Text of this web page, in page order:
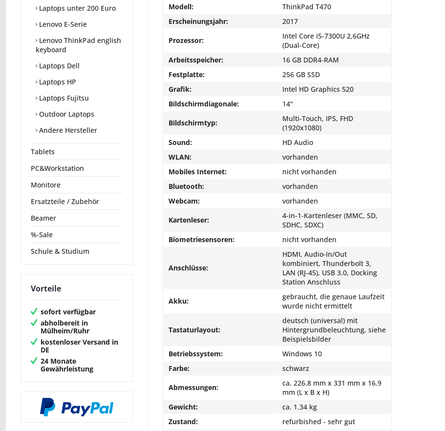
Laptops unter 200 Euro
Lenovo E-Serie
Lenovo ThinkPad english
keyboard
Laptops Dell
Laptops HP
Laptops Fujitsu
Outdoor Laptops
Andere Hersteller
Tablets
PC&Workstation
Monitore
Ersatzteile / Zubehör
Beamer
%-Sale
Schule & Studium
Vorteile
sofort verfügbar
abholbereit in
Mülheim/Ruhr
kostenloser Versand in
DE
24 Monate
Gewährleistung
Modell:
ThinkPad T470
Erscheinungsjahr:
2017
Prozessor:
Intel Core i5-7300U 2,6GHz
(Dual-Core)
Arbeitsspeicher:
16 GB DDR4-RAM
Festplatte:
256 GB SSD
Grafik:
Intel HD Graphics 520
Bildschirmdiagonale:
14"
Bildschirmtyp:
Multi-Touch, IPS, FHD
(1920x1080)
Sound:
HD Audio
WLAN:
vorhanden
Mobiles Internet:
nicht vorhanden
Bluetooth:
vorhanden
Webcam:
vorhanden
Kartenleser:
4-in-1-Kartenleser (MMC, SD,
SDHC, SDXC)
Biometriesensoren:
nicht vorhanden
Anschlüsse:
HDMI, Audio-In/Out
kombiniert, Thunderbolt 3,
LAN (RJ-45), USB 3.0, Docking
Station Anschluss
Akku:
gebraucht, die genaue Laufzeit
wurde nicht ermittelt
Tastaturlayout:
deutsch (universal) mit
Hintergrundbeleuchtung, siehe
Beispielsbilder
Betriebssystem:
Windows 10
Farbe:
schwarz
Abmessungen:
ca. 226.8 mm x 331 mm x 16.9
mm (L x B x H)
Gewicht:
ca. 1.34 kg
Zustand:
refurbished - sehr gut